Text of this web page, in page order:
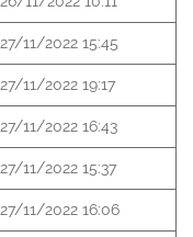
27/11/2022 15:45
27/11/2022 19:17
27/11/2022 16:43
27/11/2022 15:37
27/11/2022 16:06